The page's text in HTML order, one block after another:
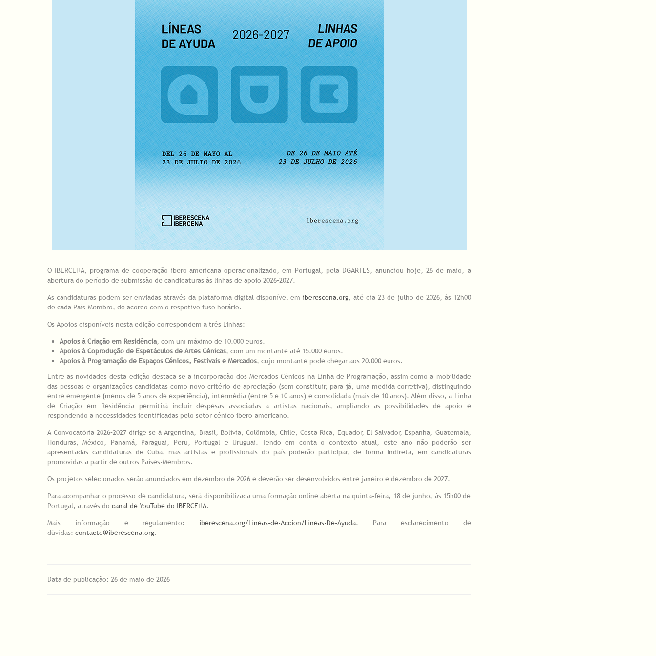
O IBERCENA, programa de cooperação ibero-americana operacionalizado, em Portugal, pela DGARTES, anunciou hoje, 26 de maio, a
abertura do período de submissão de candidaturas às linhas de apoio 2026–2027.
As candidaturas podem ser enviadas através da plataforma digital disponível em iberescena.org, até dia 23 de julho de 2026, às 12h00
de cada País-Membro, de acordo com o respetivo fuso horário.
Os Apoios disponíveis nesta edição correspondem a três Linhas:
Apoios à Criação em Residência, com um máximo de 10.000 euros.
Apoios à Coprodução de Espetáculos de Artes Cénicas, com um montante até 15.000 euros.
Apoios à Programação de Espaços Cénicos, Festivais e Mercados, cujo montante pode chegar aos 20.000 euros.
Entre as novidades desta edição destaca-se a incorporação dos Mercados Cénicos na Linha de Programação, assim como a mobilidade
das pessoas e organizações candidatas como novo critério de apreciação (sem constituir, para já, uma medida corretiva), distinguindo
entre emergente (menos de 5 anos de experiência), intermédia (entre 5 e 10 anos) e consolidada (mais de 10 anos). Além disso, a Linha
de Criação em Residência permitirá incluir despesas associadas a artistas nacionais, ampliando as possibilidades de apoio e
respondendo a necessidades identificadas pelo setor cénico ibero-americano.
A Convocatória 2026–2027 dirige-se à Argentina, Brasil, Bolívia, Colômbia, Chile, Costa Rica, Equador, El Salvador, Espanha, Guatemala,
Honduras, México, Panamá, Paraguai, Peru, Portugal e Uruguai. Tendo em conta o contexto atual, este ano não poderão ser
apresentadas candidaturas de Cuba, mas artistas e profissionais do país poderão participar, de forma indireta, em candidaturas
promovidas a partir de outros Países-Membros.
Os projetos selecionados serão anunciados em dezembro de 2026 e deverão ser desenvolvidos entre janeiro e dezembro de 2027.
Para acompanhar o processo de candidatura, será disponibilizada uma formação online aberta na quinta-feira, 18 de junho, às 15h00 de
Portugal, através do canal de YouTube do IBERCENA.
Mais informação e regulamento:iberescena.org/Lineas-de-Accion/Lineas-De-Ayuda. Para esclarecimento de
dúvidas: contacto@iberescena.org.
Data de publicação: 26 de maio de 2026